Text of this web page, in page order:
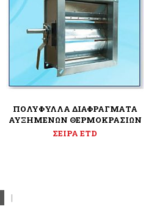
ΠΟΛΥΦΥΛΛΑ ΔΙΑΦΡΑΓΜΑΤΑ
ΑΥΞΗΜΕΝΩΝ ΘΕΡΜΟΚΡΑΣΙΩΝ
ΣΕΙΡΑ ETD
|